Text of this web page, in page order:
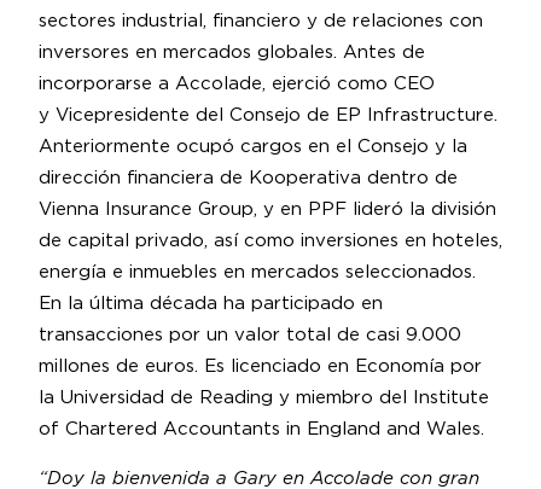
sectores industrial, financiero y de relaciones con
inversores en mercados globales. Antes de
incorporarse a Accolade, ejerció como CEO
y Vicepresidente del Consejo de EP Infrastructure.
Anteriormente ocupó cargos en el Consejo y la
dirección financiera de Kooperativa dentro de
Vienna Insurance Group, y en PPF lideró la división
de capital privado, así como inversiones en hoteles,
energía e inmuebles en mercados seleccionados.
En la última década ha participado en
transacciones por un valor total de casi 9.000
millones de euros. Es licenciado en Economía por
la Universidad de Reading y miembro del Institute
of Chartered Accountants in England and Wales.
“Doy la bienvenida a Gary en Accolade con gran